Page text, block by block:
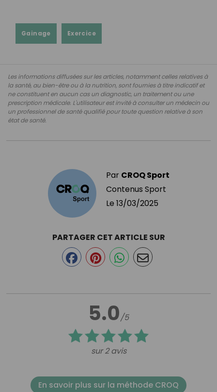
Gainage Exercice
Les informations diffusées sur les articles, notamment celles relatives à
la santé, au bien-être ou à la nutrition, sont fournies à titre indicatif et
ne constituent en aucun cas un diagnostic, un traitement ou une
prescription médicale. L'utilisateur est invité à consulter un médecin ou
un professionnel de santé qualifié pour toute question relative à son
état de santé.
Par CROQ Sport
Contenus Sport
Le 13/03/2025
5.0/5
sur 2 avis
PARTAGER CET ARTICLE SUR
En savoir plus sur la méthode CROQ